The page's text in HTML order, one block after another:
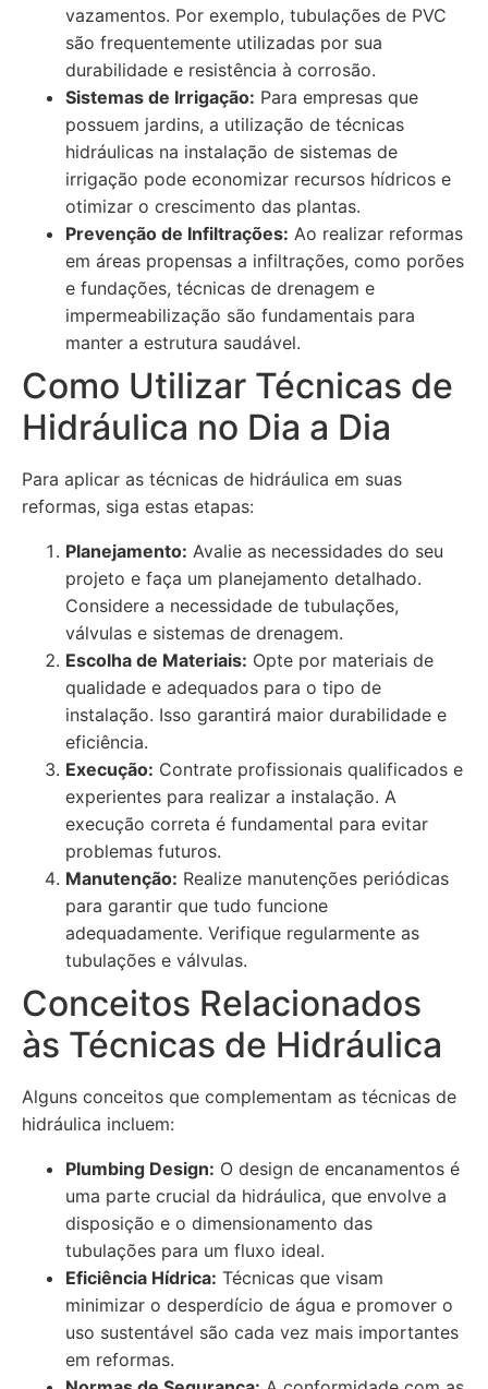
vazamentos. Por exemplo, tubulações de PVC
são frequentemente utilizadas por sua
durabilidade e resistência à corrosão.
Sistemas de Irrigação: Para empresas que
possuem jardins, a utilização de técnicas
hidráulicas na instalação de sistemas de
irrigação pode economizar recursos hídricos e
otimizar o crescimento das plantas.
Prevenção de Infiltrações: Ao realizar reformas
em áreas propensas a infiltrações, como porões
e fundações, técnicas de drenagem e
impermeabilização são fundamentais para
manter a estrutura saudável.
Como Utilizar Técnicas de
Hidráulica no Dia a Dia
Para aplicar as técnicas de hidráulica em suas
reformas, siga estas etapas:
Planejamento: Avalie as necessidades do seu
projeto e faça um planejamento detalhado.
Considere a necessidade de tubulações,
válvulas e sistemas de drenagem.
Escolha de Materiais: Opte por materiais de
qualidade e adequados para o tipo de
instalação. Isso garantirá maior durabilidade e
eficiência.
Execução: Contrate profissionais qualificados e
experientes para realizar a instalação. A
execução correta é fundamental para evitar
problemas futuros.
Manutenção: Realize manutenções periódicas
para garantir que tudo funcione
adequadamente. Verifique regularmente as
tubulações e válvulas.
Conceitos Relacionados
às Técnicas de Hidráulica
Alguns conceitos que complementam as técnicas de
hidráulica incluem:
Plumbing Design: O design de encanamentos é
uma parte crucial da hidráulica, que envolve a
disposição e o dimensionamento das
tubulações para um fluxo ideal.
Eficiência Hídrica: Técnicas que visam
minimizar o desperdício de água e promover o
uso sustentável são cada vez mais importantes
em reformas.